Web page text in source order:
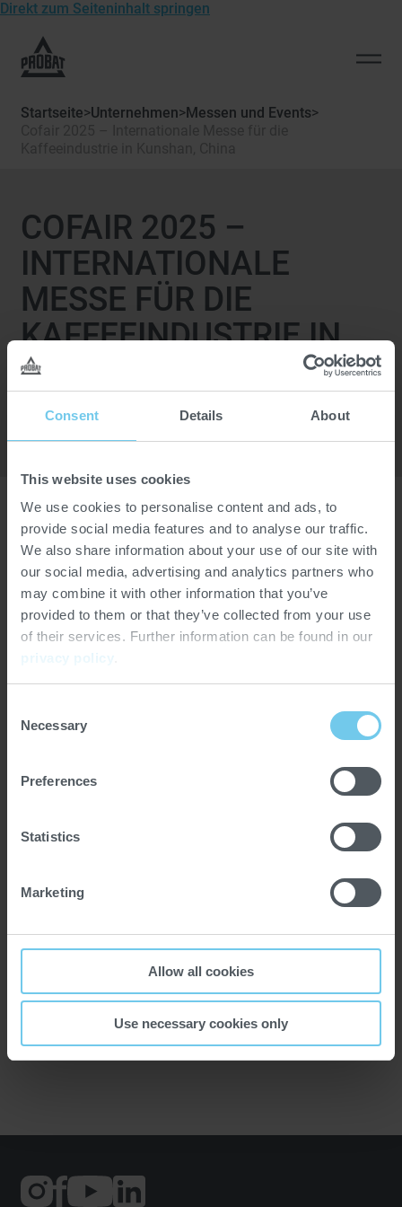
Consent Details About
This website uses cookies
We use cookies to personalise content and ads, to
provide social media features and to analyse our traffic.
We also share information about your use of our site with
our social media, advertising and analytics partners who
may combine it with other information that you’ve
provided to them or that they’ve collected from your use
of their services. Further information can be found in our
privacy policy
Selection
Necessary
Preferences
Statistics
Marketing
Allow all cookies
Use necessary cookies only
Direkt zum Seiteninhalt springen
von
Startseite>Unternehmen>Messen und Events>
COFAIR 2025 –
INTERNATIONALE
MESSE FÜR DIE
KAFFEEINDUSTRIE IN
KUNSHAN, CHINA
16. - 18.05.2025
Kunshan hat sich kürzlich zur Kaffeestadt erklärt, und
der Standort wird für den chinesischen Kaffeemarkt
immer wichtiger. Die Messe wird nun von der Regierung
organisiert. Die COFAIR 2025 konzentriert sich auf die
Kaffeeindustrie tätig sind. Es werden über 300 Aussteller
erwartet.
Ort
Termin vormerken
Externer
Link:
Externer
Link:
Externer
Link: